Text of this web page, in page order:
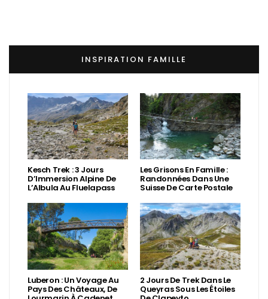
INSPIRATION FAMILLE
Kesch Trek : 3 Jours
D’Immersion Alpine De
L’Albula Au Fluelapass
Les Grisons En Famille :
Randonnées Dans Une
Suisse De Carte Postale
Luberon : Un Voyage Au
Pays Des Châteaux, De
2 Jours De Trek Dans Le
Queyras Sous Les Étoiles